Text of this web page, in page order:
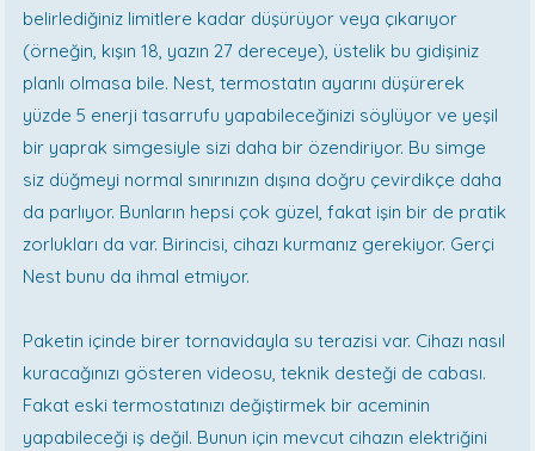
belirlediğiniz limitlere kadar düşürüyor veya çıkarıyor
(örneğin, kışın 18, yazın 27 dereceye), üstelik bu gidişiniz
planlı olmasa bile. Nest, termostatın ayarını düşürerek
yüzde 5 enerji tasarrufu yapabileceğinizi söylüyor ve yeşil
bir yaprak simgesiyle sizi daha bir özendiriyor. Bu simge
siz düğmeyi normal sınırınızın dışına doğru çevirdikçe daha
da parlıyor. Bunların hepsi çok güzel, fakat işin bir de pratik
zorlukları da var. Birincisi, cihazı kurmanız gerekiyor. Gerçi
Nest bunu da ihmal etmiyor.
Paketin içinde birer tornavidayla su terazisi var. Cihazı nasıl
kuracağınızı gösteren videosu, teknik desteği de cabası.
Fakat eski termostatınızı değiştirmek bir aceminin
yapabileceği iş değil. Bunun için mevcut cihazın elektriğini